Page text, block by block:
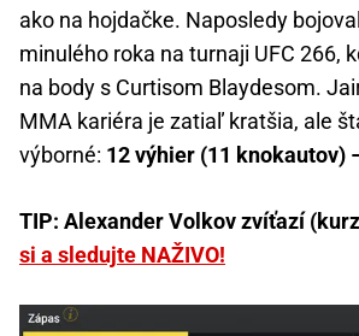
ako na hojdačke. Naposledy
minulého roka na turnaji UFC 266,
na body s Curtisom Blaydesom.
MMA kariéra je zatiaľ kratšia, ale
výborné: 12 výhier (11 knokautov)
TIP: Alexander Volkov zvíťazí (kurz
si a sledujte NAŽIVO!